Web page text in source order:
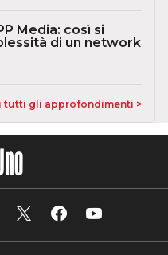
Media: così si
di un network
tutti gli approfondimenti >